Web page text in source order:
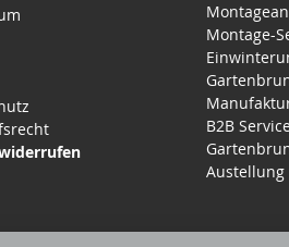
Montage-
B2B
Austellung